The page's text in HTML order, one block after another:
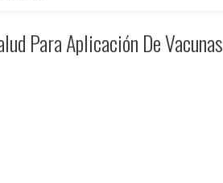
Para Aplicación De Vacunas